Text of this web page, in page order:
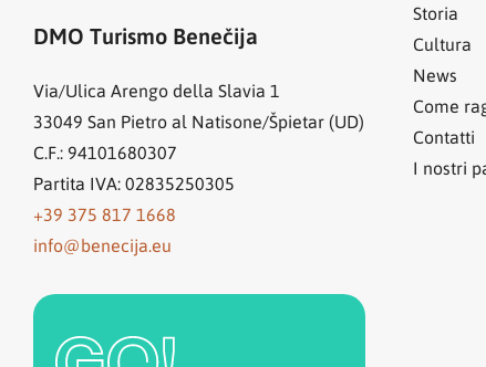
DMO Turismo Benečija
Via/Ulica Arengo della Slavia 1
33049 San Pietro al Natisone/Špietar (UD)
C.F.: 94101680307
Partita IVA: 02835250305
+39 375 817 1668
info@benecija.eu
Storia
Cultura
News
Come
Contatti
I nostri